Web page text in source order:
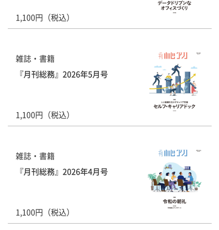
1,100円（税込）
雑誌・書籍
『月刊総務』2026年5月号
1,100円（税込）
雑誌・書籍
『月刊総務』2026年4月号
1,100円（税込）